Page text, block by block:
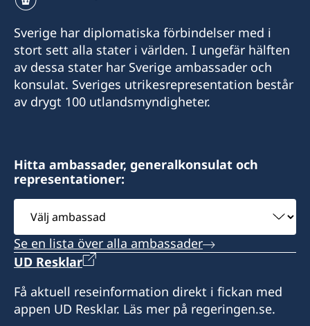
swedishconsulate.eswatini@gmail.com
Nyonyane Street, Corner Plaza, Ezulwini,
Eswatini
Svenska ambassaden i Maputo är
sidoackrediterad till Eswatini. Svenska
besökare i Eswatini kan vid behov kontakta
konsulatet. Det går även bra att ta kontakt med
svenska ambassaden i Maputo.
Anita Jones
+261 32 69 449 06
E-post:
sweden.mgaconsulate@gmail.com
Villa Hacienda,
Kontakta konsulatet för att boka tid.
Svenska ambassaden i Maputo är
sidoackrediterad till Madagaskar. Svenska
besökare i Madagaskar kan vid behov kontakta
konsulatet. Det går även bra att ta kontakt med
svenska ambassaden i Maputo.
Honorärkonsul
Sverige har diplomatiska förbindelser med i
stort sett alla stater i världen. I ungefär hälften
av dessa stater har Sverige ambassader och
konsulat. Sveriges utrikesrepresentation består
av drygt 100 utlandsmyndigheter.
Hitta ambassader, generalkonsulat och
representationer:
Välj
ambassad
Se en lista över alla ambassader
UD Resklar
Få aktuell reseinformation direkt i fickan med
appen UD Resklar. Läs mer på regeringen.se.